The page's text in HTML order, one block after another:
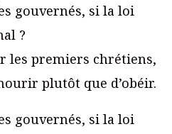
gouvernés, si la loi
?
les premiers chrétiens,
plutôt que d’obéir.
gouvernés, si la loi